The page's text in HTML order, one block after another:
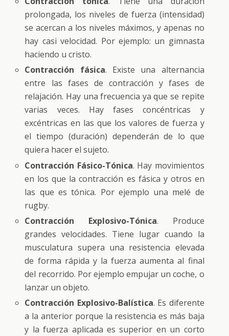
prolongada, los niveles de fuerza (intensidad)
se acercan a los niveles máximos, y apenas no
hay casi velocidad. Por ejemplo: un gimnasta
haciendo u cristo.
Contracción fásica. Existe una alternancia
entre las fases de contracción y fases de
relajación. Hay una frecuencia ya que se repite
varias veces. Hay fases concéntricas y
excéntricas en las que los valores de fuerza y
el tiempo (duración) dependerán de lo que
quiera hacer el sujeto.
Contracción Fásico-Tónica. Hay movimientos
en los que la contracción es fásica y otros en
las que es tónica. Por ejemplo una melé de
rugby.
Contracción Explosivo-Tónica. Produce
grandes velocidades. Tiene lugar cuando la
musculatura supera una resistencia elevada
de forma rápida y la fuerza aumenta al final
del recorrido. Por ejemplo empujar un coche, o
lanzar un objeto.
Contracción Explosivo-Balística. Es diferente
a la anterior porque la resistencia es más baja
y la fuerza aplicada es superior en un corto